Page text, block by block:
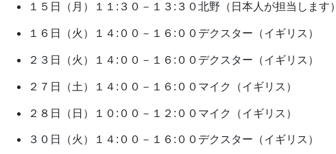
１５日（月）１１:３０－１３:３０北野（日本人が担当します）
１６日（火）１４:００－１６:００デクスター（イギリス）
２３日（火）１４:００－１６:００デクスター（イギリス）
２７日（土）１４:００－１６:００マイク（イギリス）
２８日（日）１０:００－１２:００マイク（イギリス）
３０日（火）１４:００－１６:００デクスター（イギリス）